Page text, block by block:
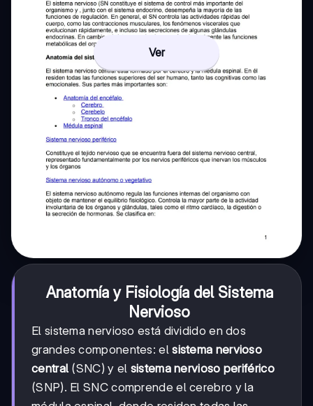
Ver
Anatomía y Fisiología del Sistema
Nervioso
El sistema nervioso está dividido en dos
grandes componentes: elsistema nervioso
central (SNC) y el sistema nervioso periférico
(SNP). El SNC comprende el cerebro y la